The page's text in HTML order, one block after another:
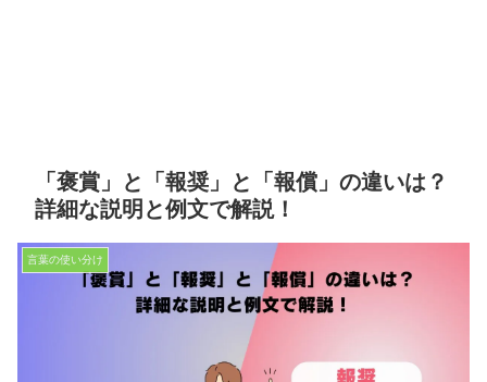
「褒賞」と「報奨」と「報償」の違いは？
詳細な説明と例文で解説！
言葉の使い分け